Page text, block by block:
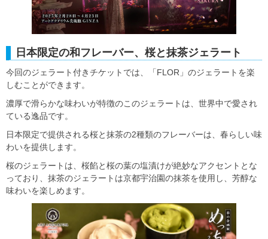
日本限定の和フレーバー、桜と抹茶ジェラート
今回のジェラート付きチケットでは、「FLOR」のジェラートを楽
しむことができます。
濃厚で滑らかな味わいが特徴のこのジェラートは、世界中で愛され
ている逸品です。
日本限定で提供される桜と抹茶の2種類のフレーバーは、春らしい味
わいを提供します。
桜のジェラートは、桜餡と桜の葉の塩漬けが絶妙なアクセントとな
っており、抹茶のジェラートは京都宇治園の抹茶を使用し、芳醇な
味わいを楽しめます。